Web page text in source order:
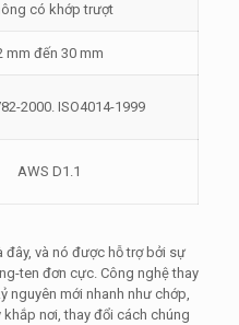
có khớp trượt
mm đến 30 mm
2000. ISO4014-1999
AWS D1.1
và nó được hỗ trợ bởi sự
ten đơn cực. Công nghệ thay
nguyên mới nhanh như chớp,
nơi, thay đổi cách chúng